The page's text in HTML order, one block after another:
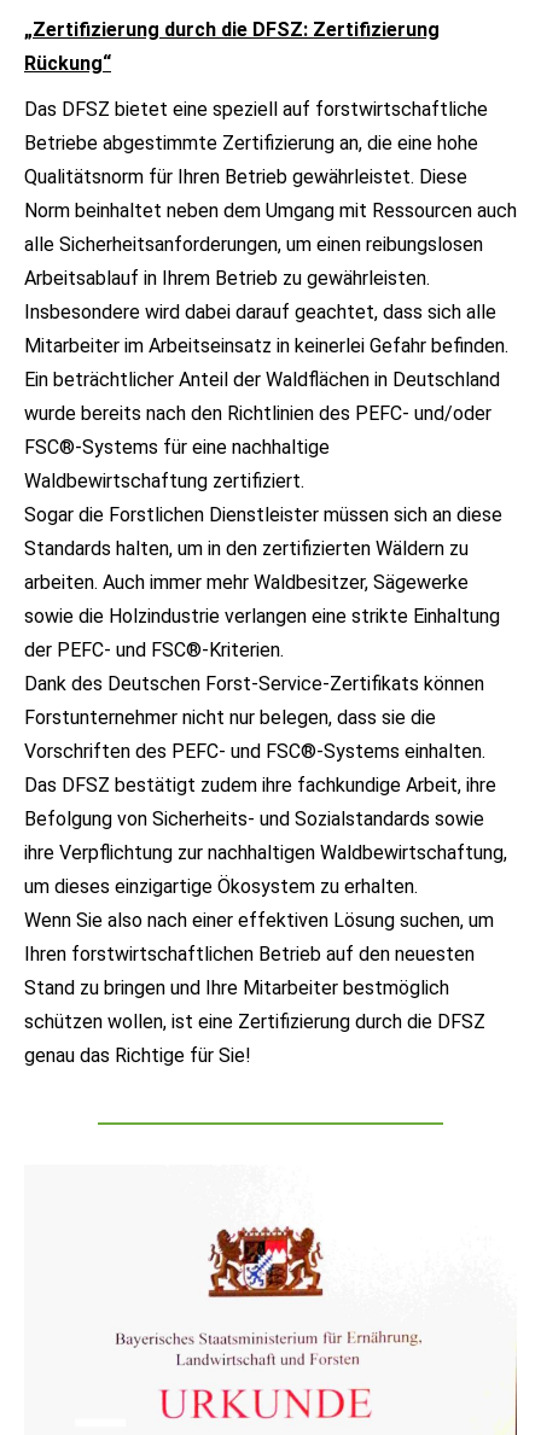
„Zertifizierung durch die DFSZ: Zertifizierung
Rückung“
Das DFSZ bietet eine speziell auf forstwirtschaftliche
Betriebe abgestimmte Zertifizierung an, die eine hohe
Qualitätsnorm für Ihren Betrieb gewährleistet. Diese
Norm beinhaltet neben dem Umgang mit Ressourcen auch
alle Sicherheitsanforderungen, um einen reibungslosen
Arbeitsablauf in Ihrem Betrieb zu gewährleisten.
Insbesondere wird dabei darauf geachtet, dass sich alle
Mitarbeiter im Arbeitseinsatz in keinerlei Gefahr befinden.
Ein beträchtlicher Anteil der Waldflächen in Deutschland
wurde bereits nach den Richtlinien des PEFC- und/oder
FSC®-Systems für eine nachhaltige
Waldbewirtschaftung zertifiziert.
Sogar die Forstlichen Dienstleister müssen sich an diese
Standards halten, um in den zertifizierten Wäldern zu
arbeiten. Auch immer mehr Waldbesitzer, Sägewerke
sowie die Holzindustrie verlangen eine strikte Einhaltung
der PEFC- und FSC®-Kriterien.
Dank des Deutschen Forst-Service-Zertifikats können
Forstunternehmer nicht nur belegen, dass sie die
Vorschriften des PEFC- und FSC®-Systems einhalten.
Das DFSZ bestätigt zudem ihre fachkundige Arbeit, ihre
Befolgung von Sicherheits- und Sozialstandards sowie
ihre Verpflichtung zur nachhaltigen Waldbewirtschaftung,
um dieses einzigartige Ökosystem zu erhalten.
Wenn Sie also nach einer effektiven Lösung suchen, um
Ihren forstwirtschaftlichen Betrieb auf den neuesten
Stand zu bringen und Ihre Mitarbeiter bestmöglich
schützen wollen, ist eine Zertifizierung durch die DFSZ
genau das Richtige für Sie!